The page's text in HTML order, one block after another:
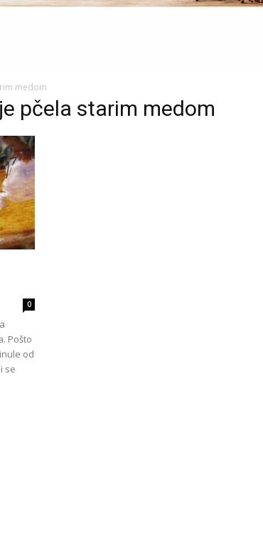
medom
pčela starim medom
0
Pošto
od
se